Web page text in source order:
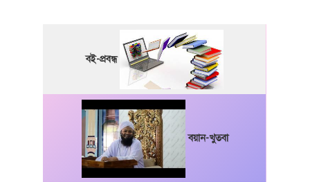
বই-প্রবন্ধ
বয়ান-খুতবা